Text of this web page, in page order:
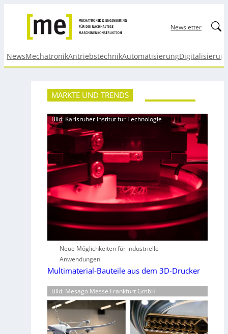
Newsletter
NewsMechatronikAntriebstechnikAutomatisierung
MÄRKTE UND TRENDS
Bild: Karlsruher Institut für Technologie
Neue Möglichkeiten für industrielle
Anwendungen
Multimaterial-Bauteile aus dem 3D-Drucker
Bild: Mesago Messe Frankfurt GmbH